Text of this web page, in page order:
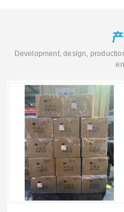
Development, design,